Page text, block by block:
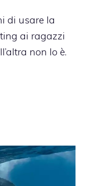
di usare la
ai ragazzi
non lo è.